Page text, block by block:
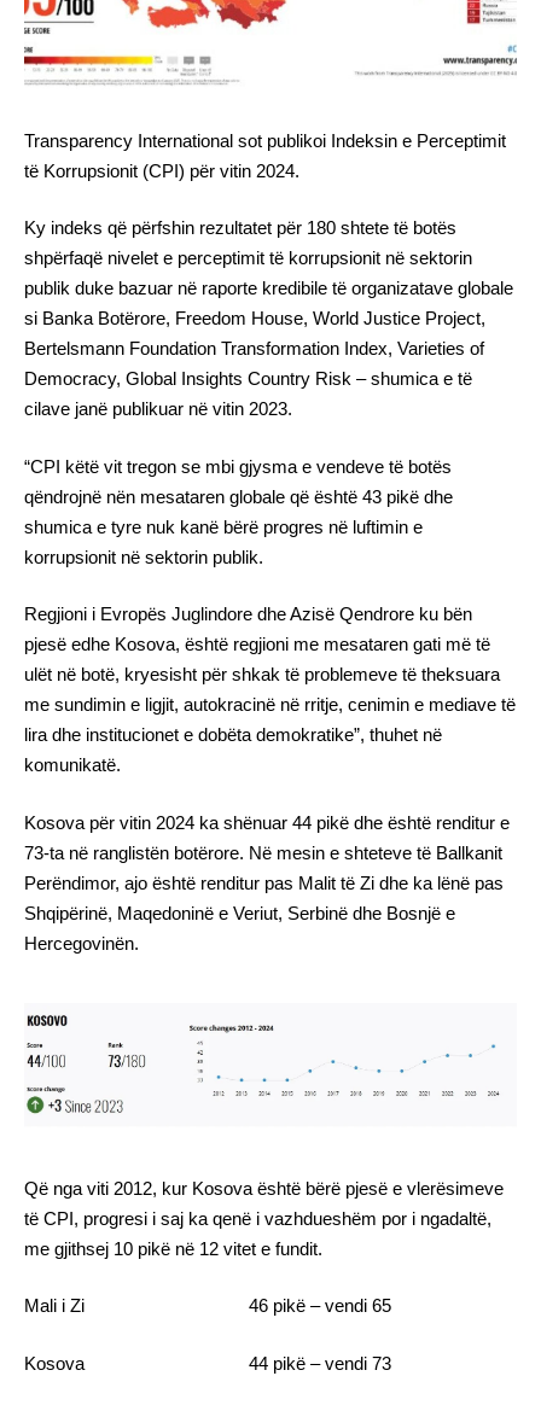
Transparency International sot publikoi Indeksin e Perceptimit
të Korrupsionit (CPI) për vitin 2024.
Ky indeks që përfshin rezultatet për 180 shtete të botës
shpërfaqë nivelet e perceptimit të korrupsionit në sektorin
publik duke bazuar në raporte kredibile të organizatave globale
si Banka Botërore, Freedom House, World Justice Project,
Bertelsmann Foundation Transformation Index, Varieties of
Democracy, Global Insights Country Risk – shumica e të
cilave janë publikuar në vitin 2023.
“CPI këtë vit tregon se mbi gjysma e vendeve të botës
qëndrojnë nën mesataren globale që është 43 pikë dhe
shumica e tyre nuk kanë bërë progres në luftimin e
korrupsionit në sektorin publik.
Regjioni i Evropës Juglindore dhe Azisë Qendrore ku bën
pjesë edhe Kosova, është regjioni me mesataren gati më të
ulët në botë, kryesisht për shkak të problemeve të theksuara
me sundimin e ligjit, autokracinë në rritje, cenimin e mediave të
lira dhe institucionet e dobëta demokratike”, thuhet në
komunikatë.
Kosova për vitin 2024 ka shënuar 44 pikë dhe është renditur e
73-ta në ranglistën botërore. Në mesin e shteteve të Ballkanit
Perëndimor, ajo është renditur pas Malit të Zi dhe ka lënë pas
Shqipërinë, Maqedoninë e Veriut, Serbinë dhe Bosnjë e
Hercegovinën.
Që nga viti 2012, kur Kosova është bërë pjesë e vlerësimeve
të CPI, progresi i saj ka qenë i vazhdueshëm por i ngadaltë,
me gjithsej 10 pikë në 12 vitet e fundit.
Mali i Zi 46 pikë – vendi 65
Kosova 44 pikë – vendi 73